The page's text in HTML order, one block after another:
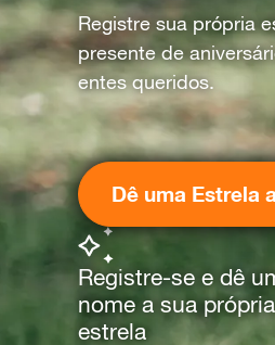
Registre sua própria
presente de
entes queridos.
Dê uma Estrela
Registre-se e dê
nome a sua própria
estrela